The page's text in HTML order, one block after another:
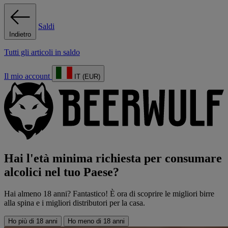
Indietro
Saldi
Tutti gli articoli in saldo
Il mio account IT (EUR)
Hai l'età minima richiesta per consumare
alcolici nel tuo Paese?
Hai almeno 18 anni? Fantastico! È ora di scoprire le migliori birre
alla spina e i migliori distributori per la casa.
Ho più di 18 anni Ho meno di 18 anni